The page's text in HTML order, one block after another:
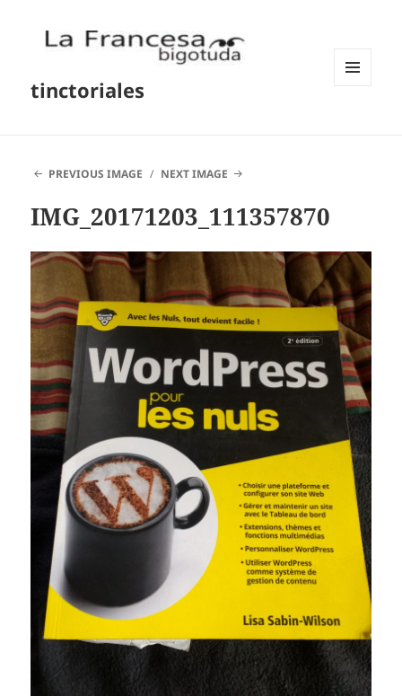
tinctoriales
PREVIOUS IMAGE NEXT IMAGE
IMG_20171203_111357870